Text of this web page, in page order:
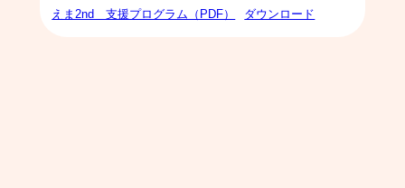
えま2nd＿支援プログラム（PDF） ダウンロード